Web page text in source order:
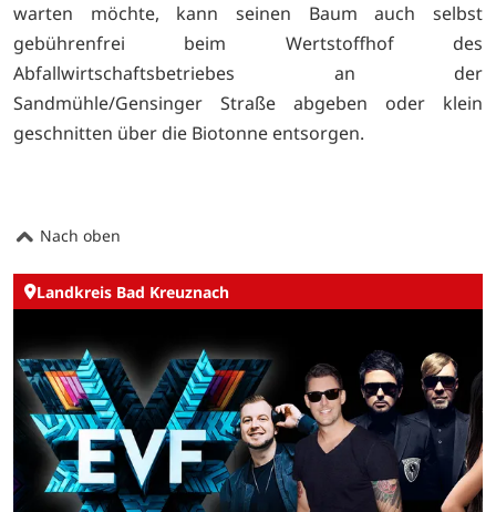
warten möchte, kann seinen Baum auch selbst
gebührenfrei beim Wertstoffhof des
Abfallwirtschaftsbetriebes an der
Sandmühle/Gensinger Straße abgeben oder klein
geschnitten über die Biotonne entsorgen.
Nach oben
Landkreis Bad Kreuznach